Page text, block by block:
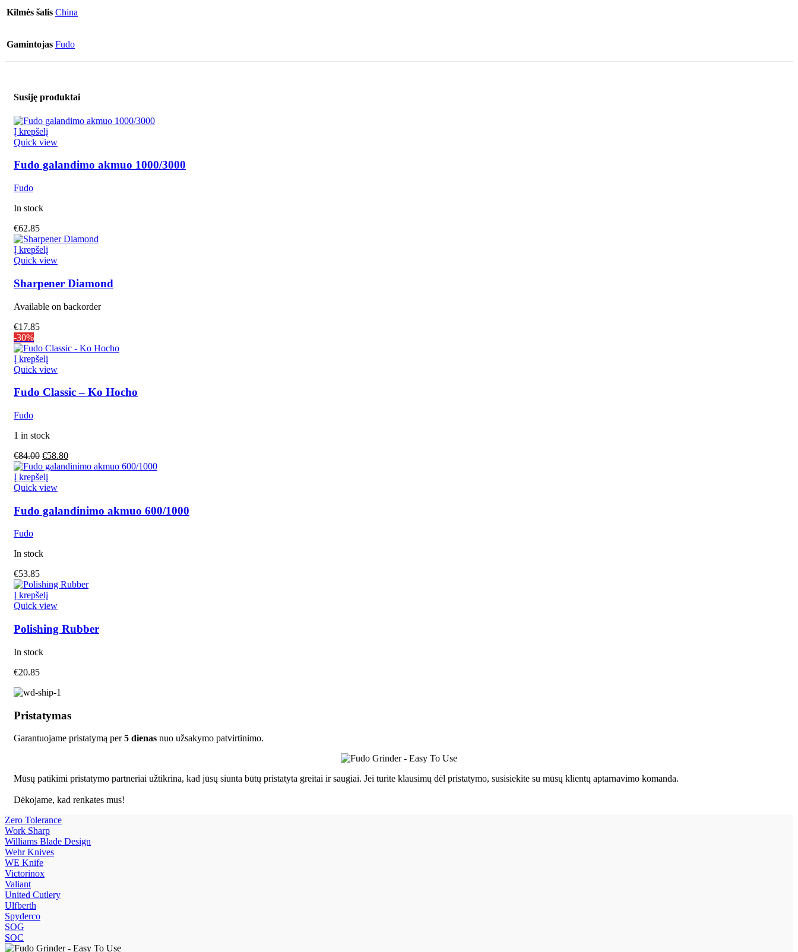
Kilmės šalis China
Gamintojas Fudo
Susiję produktai
Į krepšelį
Quick view
Fudo galandimo akmuo 1000/3000
Fudo
In stock
€62.85
Į krepšelį
Quick view
Sharpener Diamond
Available on backorder
€17.85
-30%
Į krepšelį
Quick view
Fudo Classic – Ko Hocho
Fudo
1 in stock
€84.00 €58.80
Į krepšelį
Quick view
Fudo galandinimo akmuo 600/1000
Fudo
In stock
€53.85
Į krepšelį
Quick view
Polishing Rubber
In stock
€20.85
Pristatymas
Garantuojame pristatymą per5 dienas nuo užsakymo patvirtinimo.
Mūsų patikimi pristatymo partneriai užtikrina, kad jūsų siunta būtų pristatyta greitai ir saugiai. Jei turite klausimų dėl pristatymo, susisiekite su mūsų klientų aptarnavimo komanda.
Dėkojame, kad renkates mus!
Zero Tolerance
Work Sharp
Williams Blade Design
Wehr Knives
WE Knife
Victorinox
Valiant
United Cutlery
Ulfberth
Spyderco
SOG
SOC